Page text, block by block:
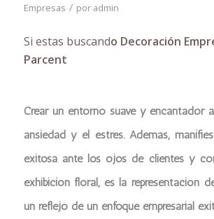
Empresas / por admin
Si estas buscando Decoración
Parcent
Crear un entorno suave y encantador
ansiedad y el estrés. Además,
exitosa ante los ojos de clientes y
exhibición floral, es la representación
un reflejo de un enfoque empresarial